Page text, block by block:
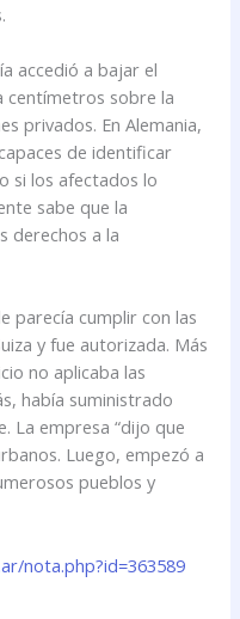
accedió a bajar el
centímetros sobre la
privados. En Alemania,
de identificar
si los afectados lo
sabe que la
derechos a la
parecía cumplir con las
y fue autorizada. Más
no aplicaba las
había suministrado
La empresa “dijo que
Luego, empezó a
pueblos y
nota.php?id=363589